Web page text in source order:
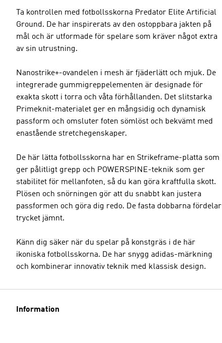
Ta kontrollen med fotbollsskorna Predator Elite Artificial
Ground. De har inspirerats av den ostoppbara jakten på
mål och är utformade för spelare som kräver något extra
av sin utrustning.
Nanostrike+-ovandelen i mesh är fjäderlätt och mjuk. De
integrerade gummigreppelementen är designade för
exakta skott i torra och våta förhållanden. Det slitstarka
Primeknit-materialet ger en mångsidig och dynamisk
passform och omsluter foten sömlöst och bekvämt med
enastående stretchegenskaper.
De här lätta fotbollsskorna har en Strikeframe-platta som
ger pålitligt grepp och POWERSPINE-teknik som ger
stabilitet för mellanfoten, så du kan göra kraftfulla skott.
Plösen och snörningen gör att du snabbt kan justera
passformen och göra dig redo. De fasta dobbarna fördelar
trycket jämnt.
Känn dig säker när du spelar på konstgräs i de här
ikoniska fotbollsskorna. De har snygg adidas-märkning
och kombinerar innovativ teknik med klassisk design.
Information